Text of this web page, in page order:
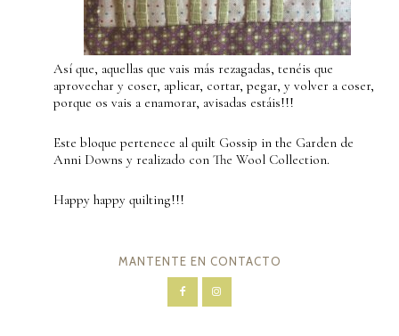
Así que, aquellas que vais más rezagadas, tenéis que
aprovechar y coser, aplicar, cortar, pegar, y volver a coser,
porque os vais a enamorar, avisadas estáis!!!
Este bloque pertenece al quilt Gossip in the Garden de
Anni Downs y realizado con The Wool Collection.
Happy happy quilting!!!
MANTENTE EN CONTACTO